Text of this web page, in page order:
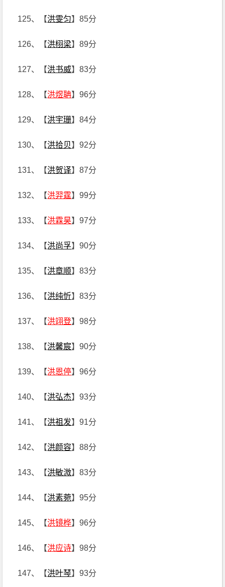
125、【洪雯匀】85分
126、【洪栩梁】89分
127、【洪书威】83分
128、【洪煜聃】96分
129、【洪宇珊】84分
130、【洪拾贝】92分
131、【洪贺译】87分
132、【洪羿霆】99分
133、【洪霖昊】97分
134、【洪尚孚】90分
135、【洪章顺】83分
136、【洪纯忻】83分
137、【洪翊登】98分
138、【洪馨宸】90分
139、【洪恩停】96分
140、【洪弘杰】93分
141、【洪祖发】91分
142、【洪颜容】88分
143、【洪敏溦】83分
144、【洪素菀】95分
145、【洪镜桦】96分
146、【洪应诗】98分
147、【洪叶琴】93分